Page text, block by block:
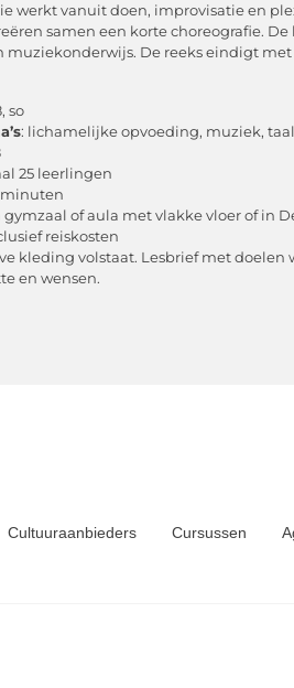
werkt vanuit doen, improvisatie en
samen een korte choreografie.
muziekonderwijs. De reeks eindigt
so
: lichamelijke opvoeding, muziek, taal
25 leerlingen
minuten
gymzaal of aula met vlakke vloer of in
reiskosten
kleding volstaat. Lesbrief met
en wensen.
Cultuuraanbieders Cursussen